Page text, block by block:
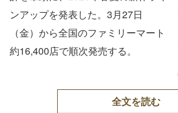
ンアップを発表した。3月27日
（金）から全国のファミリーマート
約16,400店で順次発売する。
全文を読む